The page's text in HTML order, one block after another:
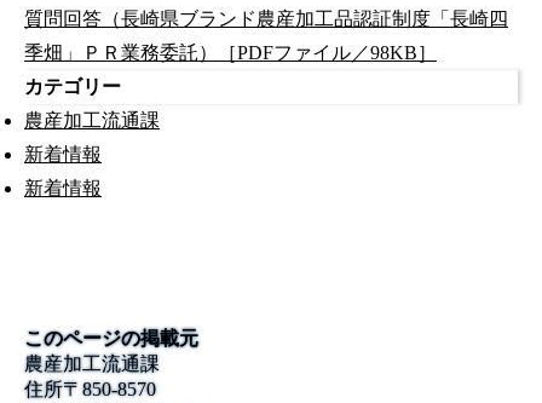
質問回答（長崎県ブランド農産加工品認証制度「長崎四
季畑」ＰＲ業務委託）［PDFファイル／98KB］
カテゴリー
農産加工流通課
新着情報
新着情報
このページの掲載元
農産加工流通課
住所〒850-8570